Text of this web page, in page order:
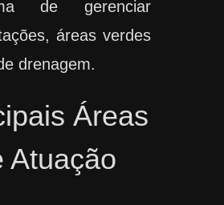
de gerenciar
áreas verdes
drenagem.
Áreas
Atuação